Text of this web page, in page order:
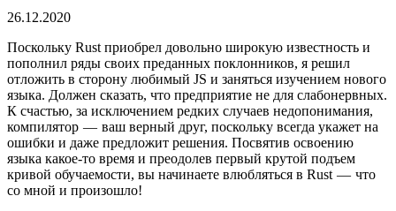
26.12.2020
Поскольку Rust приобрел довольно широкую известность и
пополнил ряды своих преданных поклонников, я решил
отложить в сторону любимый JS и заняться изучением нового
языка. Должен сказать, что предприятие не для слабонервных.
К счастью, за исключением редких случаев недопонимания,
компилятор — ваш верный друг, поскольку всегда укажет на
ошибки и даже предложит решения. Посвятив освоению
языка какое-то время и преодолев первый крутой подъем
кривой обучаемости, вы начинаете влюбляться в Rust — что
со мной и произошло!